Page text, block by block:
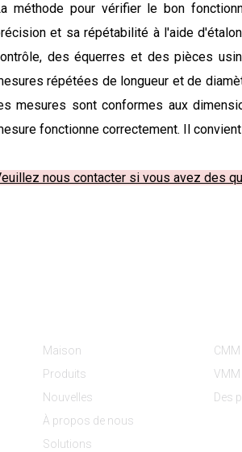
méthode pour vérifier le bon
et sa répétabilité à l'aide
des équerres et des pièces
répétées de longueur et de
mesures sont conformes aux
fonctionne correctement. Il
nous contacter si vous avez des
Maison
Produits
Nouvelles
À propos de nous
Solutions
CMM
VMM
Des